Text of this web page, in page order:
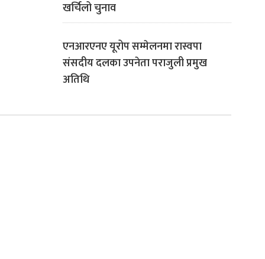
खर्चिलो चुनाव
एनआरएनए यूरोप सम्मेलनमा रास्वपा
संसदीय दलका उपनेता पराजुली प्रमुख
अतिथि